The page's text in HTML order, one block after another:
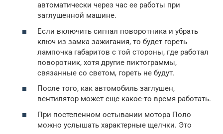
автоматически через час ее работы при
заглушенной машине.
Если включить сигнал поворотника и убрать
ключ из замка зажигания, то будет гореть
лампочка габаритов с той стороны, где работал
поворотник, хотя другие пиктограммы,
связанные со светом, гореть не будут.
После того, как автомобиль заглушен,
вентилятор может еще какое-то время работать.
При постепенном остывании мотора Поло
можно услышать характерные щелчки. Это